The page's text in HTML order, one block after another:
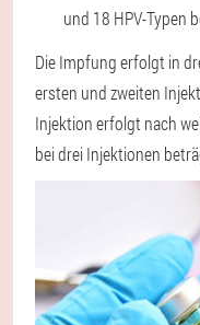
und 18 HPV-Typen
Die Impfung erfolgt in
ersten und zweiten
Injektion erfolgt nach
bei drei Injektionen